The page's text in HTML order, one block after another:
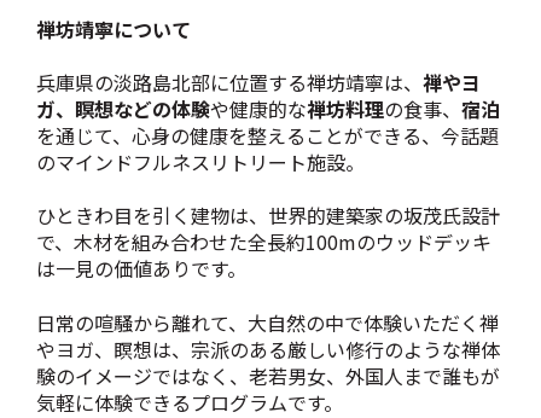
禅坊靖寧について
兵庫県の淡路島北部に位置する禅坊靖寧は、 禅やヨ
ガ、瞑想などの体験や健康的な禅坊料理の食事、 宿泊
を通じて、心身の健康を整えることができる、今話題
のマインドフルネスリトリート施設。
ひときわ目を引く建物は、世界的建築家の坂茂氏設計
で、木材を組み合わせた全長約100mのウッドデッキ
は一見の価値ありです。
日常の喧騒から離れて、大自然の中で体験いただく禅
やヨガ、瞑想は、宗派のある厳しい修行のような禅体
験のイメージではなく、老若男女、外国人まで誰もが
気軽に体験できるプログラムです。